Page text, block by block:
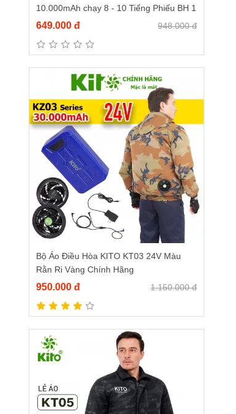
10.000mAh chạy 8 - 10 Tiếng Phiếu BH 1
Năm
649.000 đ 948.000 đ
Bộ Áo Điều Hòa KITO KT03 24V Màu
Rằn Ri Vàng Chính Hãng
950.000 đ 1.150.000 đ